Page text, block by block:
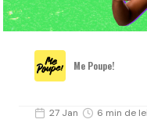
Me Poupe!
27 Jan 6 min de